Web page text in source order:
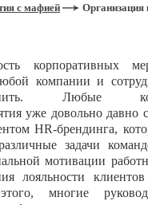
с мафией Организация
корпоративных
компании и
Любые
уже довольно давно
HR-брендинга,
задачи
мотивации
лояльности
многие